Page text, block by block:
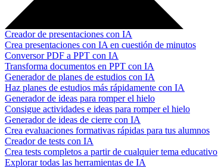
Creador de presentaciones con IA
Crea presentaciones con IA en cuestión de minutos
Conversor PDF a PPT con IA
Transforma documentos en PPT con IA
Generador de planes de estudios con IA
Haz planes de estudios más rápidamente con IA
Generador de ideas para romper el hielo
Consigue actividades e ideas para romper el hielo
Generador de ideas de cierre con IA
Crea evaluaciones formativas rápidas para tus alumnos
Creador de tests con IA
Crea tests completos a partir de cualquier tema educativo
Explorar todas las herramientas de IA